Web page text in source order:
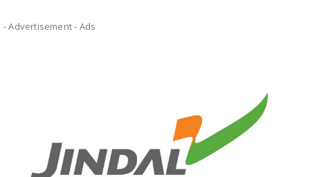
- Advertisement - Ads